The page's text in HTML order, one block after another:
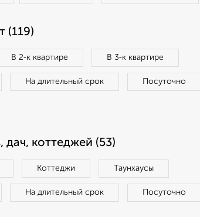
(119)
В 2‑к квартире В 3‑к квартире
На длительный срок Посуточно
коттеджей (53)
Коттеджи Таунхаусы
На длительный срок Посуточно